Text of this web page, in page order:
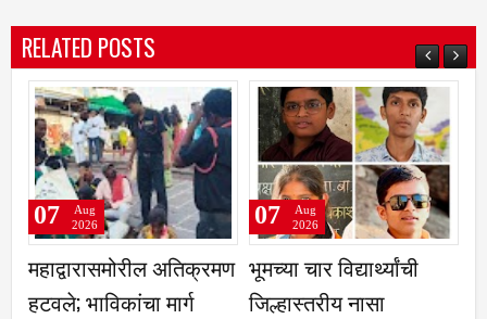
RELATED POSTS
भूमच्या चार विद्यार्थ्यांची
जिल्हास्तरीय नासा
07
Aug
2026
धाराशीव रिपब्लिकन सेनेच्या
जिल्हा बैठकीत नवीन
07
Aug
2026